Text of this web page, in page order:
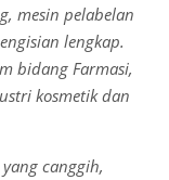
mesin pelabelan
lengkap.
bidang Farmasi,
kosmetik dan
canggih,